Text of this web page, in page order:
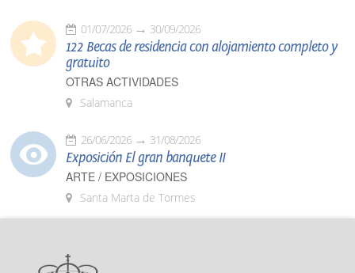
01/07/2026 30/09/2026
122 Becas de residencia con alojamiento completo y
gratuito
OTRAS ACTIVIDADES
Salamanca
26/06/2026 31/08/2026
Exposición El gran banquete II
ARTE / EXPOSICIONES
Santa Marta de Tormes